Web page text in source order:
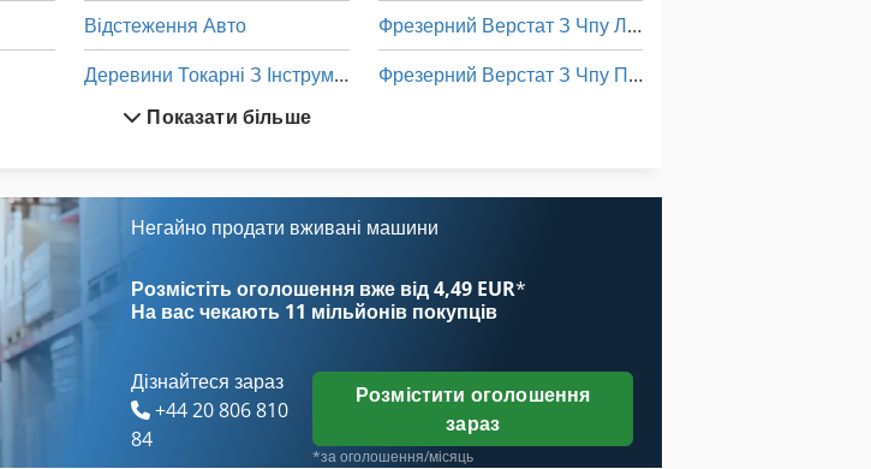
Відстеження Авто
Деревини Токарні З Інструменти Та Приладдя
Звертаючись До
Миючі Засоби
Фрезерний Верстат З Чпу Ліжком Типу
Фрезерний Верстат З Чпу Портал
Показати більше
Негайно продати вживані машини
Розмістіть оголошення вже від 4,49 EUR*
На вас чекають 11 мільйонів покупців
Дізнайтеся зараз
+44 20 806 810
84
Розмістити оголошення
зараз
*за оголошення/місяць